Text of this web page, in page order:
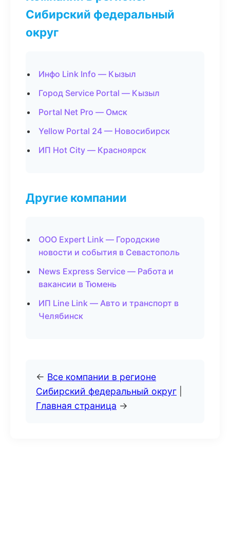
Сибирский федеральный
округ
Инфо Link Info — Кызыл
Город Service Portal — Кызыл
Portal Net Pro — Омск
Yellow Portal 24 — Новосибирск
ИП Hot City — Красноярск
Другие компании
ООО Expert Link — Городские
новости и события в Севастополь
News Express Service — Работа и
вакансии в Тюмень
ИП Line Link — Авто и транспорт в
Челябинск
← Все компании в регионе
Сибирский федеральный округ
Главная страница →